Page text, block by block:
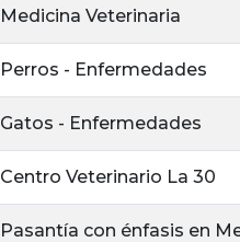
Medicina Veterinaria
Perros - Enfermedades
Gatos - Enfermedades
Centro Veterinario La 30
Pasantía con énfasis en